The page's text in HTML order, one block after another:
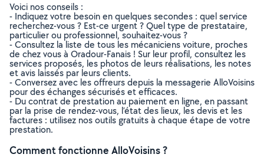
Voici nos conseils :
- Indiquez votre besoin en quelques secondes : quel service
recherchez-vous ? Est-ce urgent ? Quel type de prestataire,
particulier ou professionnel, souhaitez-vous ?
- Consultez la liste de tous les mécaniciens voiture, proches
de chez vous à Oradour-Fanais ! Sur leur profil, consultez les
services proposés, les photos de leurs réalisations, les notes
et avis laissés par leurs clients.
- Conversez avec les offreurs depuis la messagerie AlloVoisins
pour des échanges sécurisés et efficaces.
- Du contrat de prestation au paiement en ligne, en passant
par la prise de rendez-vous, l’état des lieux, les devis et les
factures : utilisez nos outils gratuits à chaque étape de votre
prestation.
Comment fonctionne AlloVoisins ?